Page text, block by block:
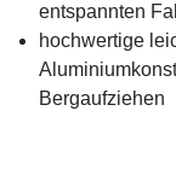
entspannten
hochwertige
Bergaufziehen